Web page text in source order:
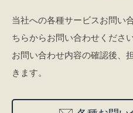
当社への各種サービスお問い
ちらからお問い合わせください
お問い合わせ内容の確認後、
きます。